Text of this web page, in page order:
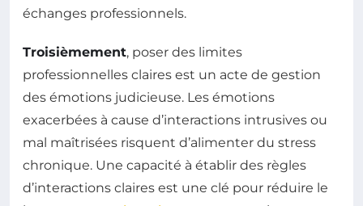
échanges professionnels.
Troisièmement, poser des limites
professionnelles claires est un acte de gestion
des émotions judicieuse. Les émotions
exacerbées à cause d’interactions intrusives ou
mal maîtrisées risquent d’alimenter du stress
chronique. Une capacité à établir des règles
d’interactions claires est une clé pour réduire le